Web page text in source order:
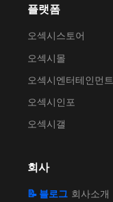
플랫폼
오섹시스토어
오섹시몰
오섹시엔터테인먼트
오섹시인포
오섹시갤
회사
📝 블로그 회사소개